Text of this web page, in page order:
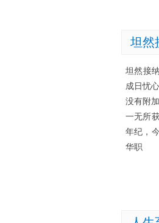
坦然
坦然接
成日忧
没有附
一无所
年纪，
华职